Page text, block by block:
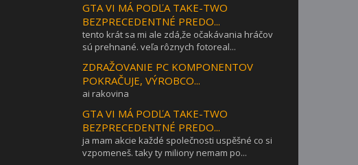
GTA VI MÁ PODĽA TAKE-TWO
BEZPRECEDENTNÉ PREDO...
tento krát sa mi ale zdá,že očakávania hráčov
sú prehnané. veľa rôznych fotoreal...
ZDRAŽOVANIE PC KOMPONENTOV
POKRAČUJE, VÝROBCO...
ai rakovina
GTA VI MÁ PODĽA TAKE-TWO
BEZPRECEDENTNÉ PREDO...
ja mam akcie každé společnosti uspěšné co si
vzpomeneš. taky ty miliony nemam po...